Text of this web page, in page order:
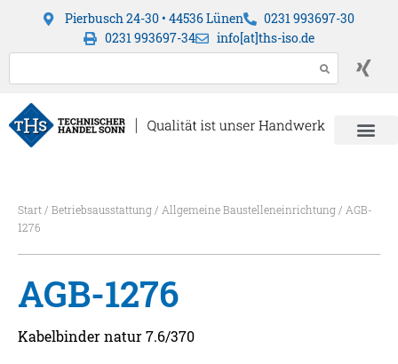
Pierbusch 24-30 • 44536 Lünen
0231 993697-30
0231 993697-34
info[at]ths-iso.de
Start/ Betriebsausstattung/ Allgemeine Baustelleneinrichtung/ AGB-
1276
AGB-1276
Kabelbinder natur 7.6/370